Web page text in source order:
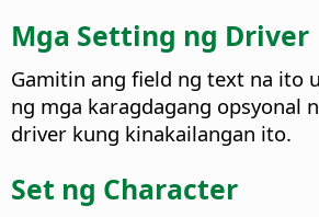
Mga Setting ng Driver
Gamitin ang field ng text na ito
ng mga karagdagang opsyonal
driver kung kinakailangan ito.
Set ng Character